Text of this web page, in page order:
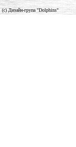
(c) Дизайн-група "Dolphins"